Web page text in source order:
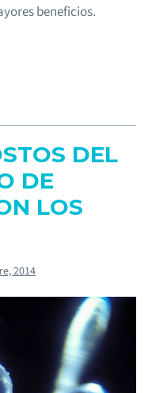
beneficios.
DEL
DE
LOS
2014